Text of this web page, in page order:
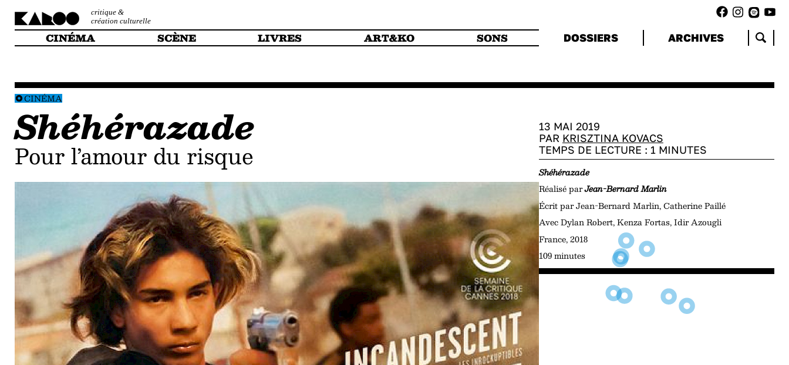
critique &
création culturelle
CINÉMA SCÈNE LIVRES ART&KO SONS DOSSIERS ARCHIVES
CINÉMA
Shéhérazade
pour l’amour du risque
13 MAI 2019
PAR KRISZTINA KOVACS
TEMPS DE LECTURE : 1 MINUTES
Shéhérazade
Réalisé parJean-Bernard Marlin
Écrit par Jean-Bernard Marlin, Catherine Paillé
Avec Dylan Robert, Kenza Fortas, Idir Azougli
France, 2018
109 minutes